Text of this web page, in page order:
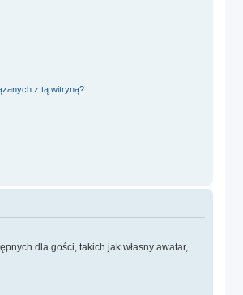
z tą witryną?
dla gości, takich jak własny awatar,